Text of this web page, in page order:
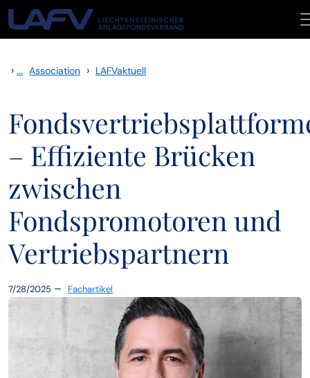
Skip to main content
›... Association › LAFVaktuell
– Effiziente Brücken
zwischen
Fondspromotoren und
Vertriebspartnern
7/28/2025 – Fachartikel